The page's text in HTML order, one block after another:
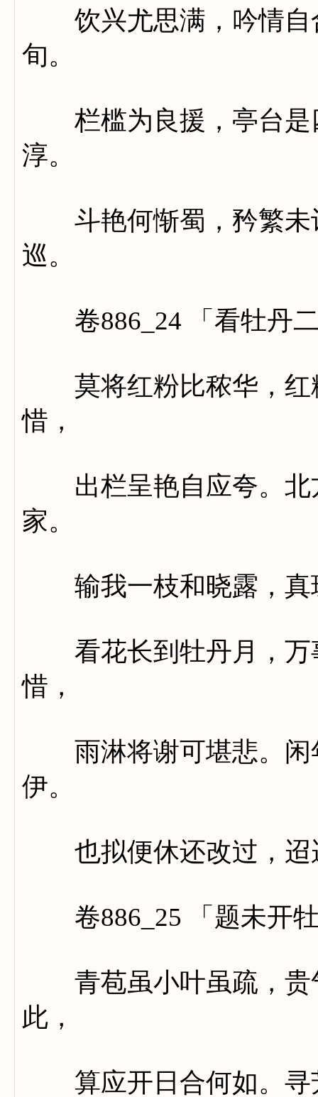
饮兴尤思满，吟情自
旬。
栏槛为良援，亭台是
淳。
斗艳何惭蜀，矜繁未
巡。
卷886_24 「看牡丹
莫将红粉比秾华，红
惜，
出栏呈艳自应夸。北
家。
输我一枝和晓露，真
看花长到牡丹月，万
惜，
雨淋将谢可堪悲。闲
伊。
也拟便休还改过，迢
卷886_25 「题未开
青苞虽小叶虽疏，贵
此，
算应开日合何如。寻